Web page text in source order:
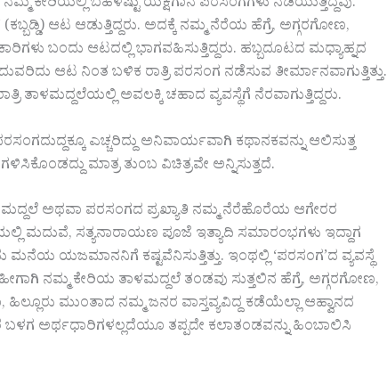
ಆಟ ಆಡುತ್ತಿದ್ದರು. ಅದಕ್ಕೆ ನಮ್ಮ ನೆರೆಯ ಹೆಗ್ರೆ, ಅಗ್ಗರಗೋಣ,
ಬಂದು ಆಟದಲ್ಲಿ ಭಾಗವಹಿಸುತ್ತಿದ್ದರು. ಹಬ್ಬದೂಟದ ಮಧ್ಯಾಹ್ನದ
ಆಟ ನಿಂತ ಬಳಿಕ ರಾತ್ರಿ ಪರಸಂಗ ನಡೆಸುವ ತೀರ್ಮಾನವಾಗುತ್ತಿತ್ತು.
ತಾಳಮದ್ದಲೆಯಲ್ಲಿ ಅವಲಕ್ಕಿ ಚಹಾದ ವ್ಯವಸ್ಥೆಗೆ ನೆರವಾಗುತ್ತಿದ್ದರು.
ಎಚ್ಚರಿದ್ದು ಅನಿವಾರ್ಯವಾಗಿ ಕಥಾನಕವನ್ನು ಆಲಿಸುತ್ತ
ಮಾತ್ರ ತುಂಬ ವಿಚಿತ್ರವೇ ಅನ್ನಿಸುತ್ತದೆ.
ಅಥವಾ ಪರಸಂಗದ ಪ್ರಖ್ಯಾತಿ ನಮ್ಮ ನೆರೆಹೊರೆಯ ಆಗೇರರ
ಮದುವೆ, ಸತ್ಯನಾರಾಯಣ ಪೂಜೆ ಇತ್ಯಾದಿ ಸಮಾರಂಭಗಳು ಇದ್ದಾಗ
ಮನೆಯ ಯಜಮಾನನಿಗೆ ಕಷ್ಟವೆನಿಸುತ್ತಿತ್ತು. ಇಂಥಲ್ಲಿ ‘ಪರಸಂಗ’ದ ವ್ಯವಸ್ಥೆ
ಹೀಗಾಗಿ ನಮ್ಮ ಕೇರಿಯ ತಾಳಮದ್ದಲೆ ತಂಡವು ಸುತ್ತಲಿನ ಹೆಗ್ರೆ, ಅಗ್ಗರಗೋಣ,
ಮುಂತಾದ ನಮ್ಮ ಜನರ ವಾಸ್ತವ್ಯವಿದ್ದ ಕಡೆಯೆಲ್ಲಾ ಆಹ್ವಾನದ
ಅರ್ಥಧಾರಿಗಳಲ್ಲದೆಯೂ ತಪ್ಪದೇ ಕಲಾತಂಡವನ್ನು ಹಿಂಬಾಲಿಸಿ